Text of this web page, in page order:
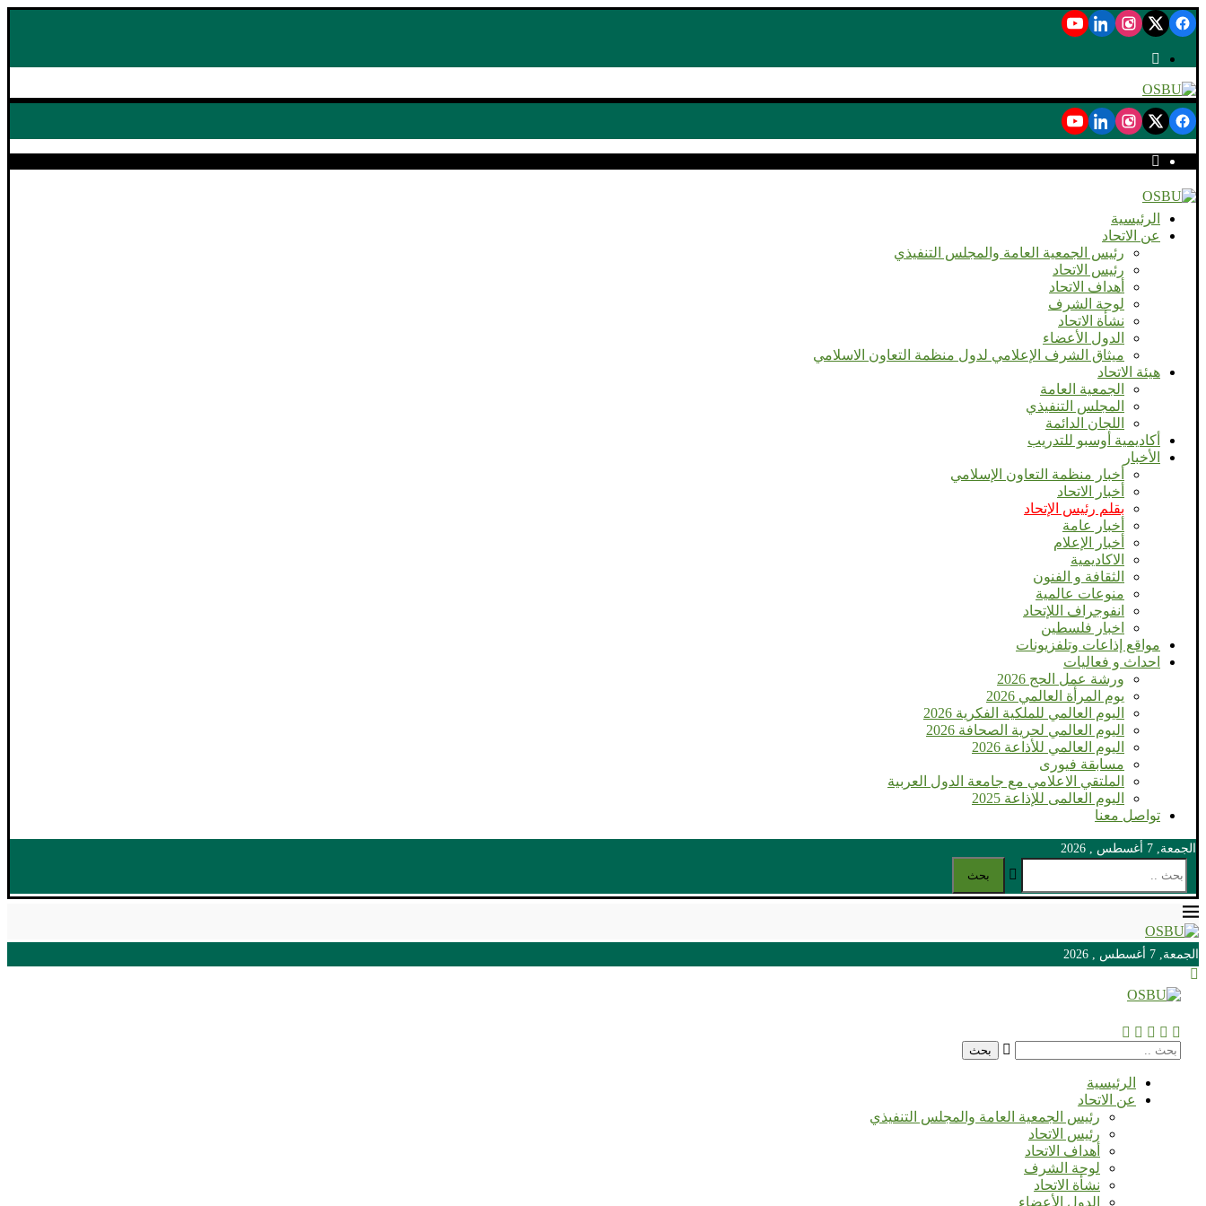
الرئيسية
عن الاتحاد
رئيس الجمعية العامة والمجلس التنفيذي
رئيس الاتحاد
أهداف الاتحاد
لوحة الشرف
نشأة الاتحاد
الدول الأعضاء
ميثاق الشرف الإعلامي لدول منظمة التعاون الاسلامي
هيئة الاتحاد
الجمعية العامة
المجلس التنفيذي
اللجان الدائمة
أكاديمية أوسبو للتدريب
الأخبار
أخبار منظمة التعاون الإسلامي
أخبار الاتحاد
بقلم رئيس الإتحاد
أخبار عامة
أخبار الإعلام
الاكاديمية
الثقافة و الفنون
منوعات عالمية
انفوجراف اللإتحاد
اخبار فلسطين
مواقع إذاعات وتلفزيونات
احداث و فعاليات
ورشة عمل الحج 2026
يوم المرأة العالمي 2026
اليوم العالمي للملكية الفكرية 2026
اليوم العالمي لحرية الصحافة 2026
اليوم العالمي للأذاعة 2026
مسابقة فيورى
الملتقي الاعلامي مع جامعة الدول العربية
اليوم العالمى للإذاعة 2025
تواصل معنا
الجمعة, 7 أغسطس , 2026
بحث
الجمعة, 7 أغسطس , 2026
بحث
الرئيسية
عن الاتحاد
رئيس الجمعية العامة والمجلس التنفيذي
رئيس الاتحاد
أهداف الاتحاد
لوحة الشرف
نشأة الاتحاد
الدول الأعضاء